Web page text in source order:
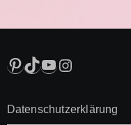
Pinterest
TikTok
YouTube
Instagram
Datenschutzerklärung